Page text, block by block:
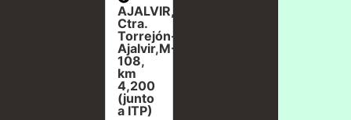
AJALVIR,
Ctra.
Torrejón-
Ajalvir,M-
108,
km
4,200
(junto
a ITP)